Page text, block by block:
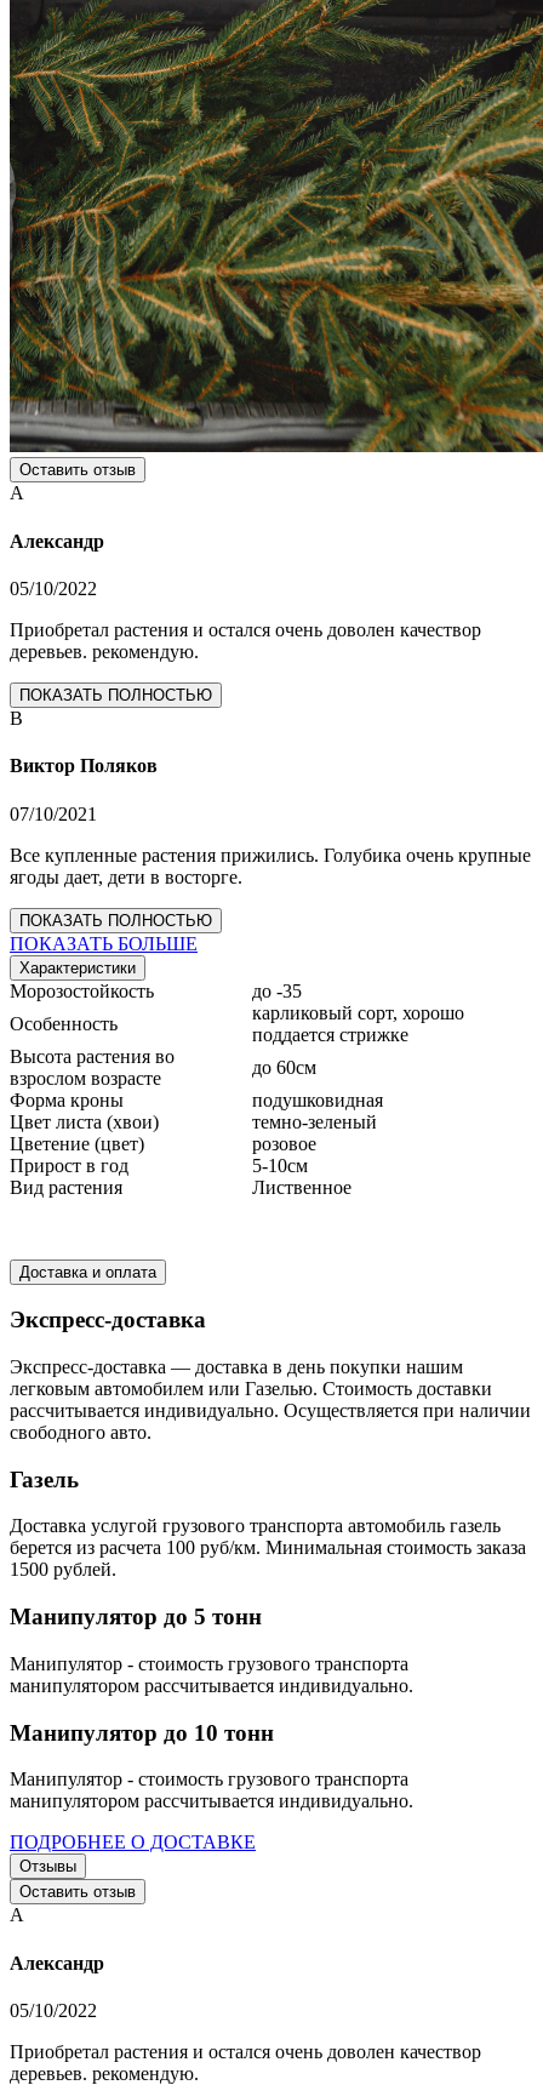
Оставить отзыв
А
Александр
05/10/2022
Приобретал растения и остался очень доволен качествор
деревьев. рекомендую.
ПОКАЗАТЬ ПОЛНОСТЬЮ
В
Виктор Поляков
07/10/2021
Все купленные растения прижились. Голубика очень крупные
ягоды дает, дети в восторге.
ПОКАЗАТЬ ПОЛНОСТЬЮ
ПОКАЗАТЬ БОЛЬШЕ
Характеристики
Морозостойкость
до -35
Особенность
карликовый сорт, хорошо
поддается стрижке
Высота растения во
взрослом возрасте
до 60см
Форма кроны
подушковидная
Цвет листа (хвои)
темно-зеленый
Цветение (цвет)
розовое
Прирост в год
5-10см
Вид растения
Лиственное
Доставка и оплата
Экспресс-доставка
Экспресс-доставка — доставка в день покупки нашим
легковым автомобилем или Газелью. Стоимость доставки
рассчитывается индивидуально. Осуществляется при наличии
свободного авто.
Газель
Доставка услугой грузового транспорта автомобиль газель
берется из расчета 100 руб/км. Минимальная стоимость заказа
1500 рублей.
Манипулятор до 5 тонн
Манипулятор - стоимость грузового транспорта
манипулятором рассчитывается индивидуально.
Манипулятор до 10 тонн
Манипулятор - стоимость грузового транспорта
манипулятором рассчитывается индивидуально.
ПОДРОБНЕЕ О ДОСТАВКЕ
Отзывы
Оставить отзыв
А
Александр
05/10/2022
Приобретал растения и остался очень доволен качествор
деревьев. рекомендую.